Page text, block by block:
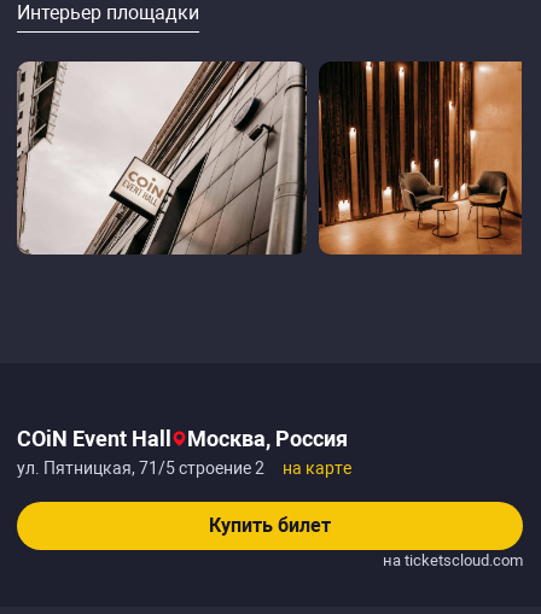
Интерьер площадки
COiN Event Hall Москва, Россия
ул. Пятницкая, 71/5 строение 2 на карте
Купить билет
на ticketscloud.com